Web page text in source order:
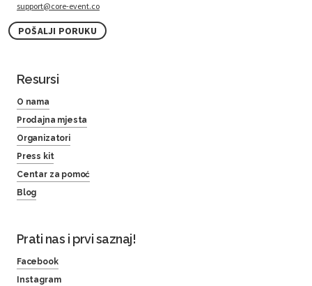
support@core-event.co
POŠALJI PORUKU
Resursi
O nama
Prodajna mjesta
Organizatori
Press kit
Centar za pomoć
Blog
Prati nas i prvi saznaj!
Facebook
Instagram